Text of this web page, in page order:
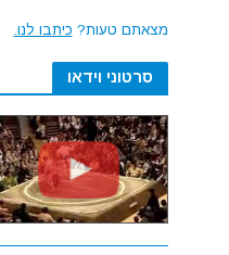
מצאתם טעות? כיתבו לנו.
סרטוני וידאו